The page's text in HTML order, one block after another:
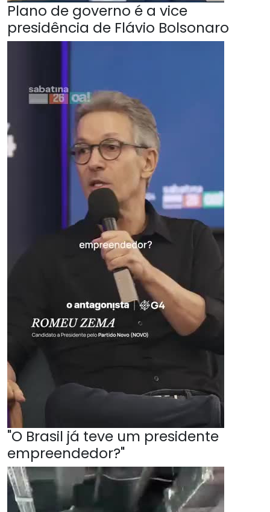
Plano de governo é a vice
presidência de Flávio Bolsonaro
"O Brasil já teve um presidente
empreendedor?"